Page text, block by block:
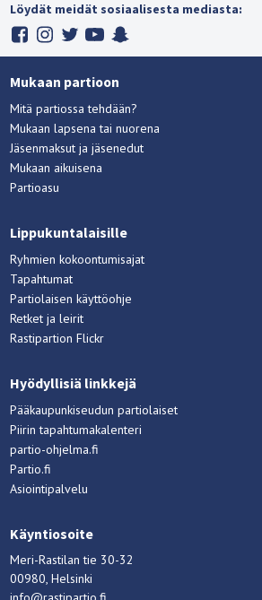
Löydät meidät sosiaalisesta mediasta:
Mukaan partioon
Mitä partiossa tehdään?
Mukaan lapsena tai nuorena
Jäsenmaksut ja jäsenedut
Mukaan aikuisena
Partioasu
Lippukuntalaisille
Ryhmien kokoontumisajat
Tapahtumat
Partiolaisen käyttöohje
Retket ja leirit
Rastipartion Flickr
Hyödyllisiä linkkejä
Pääkaupunkiseudun partiolaiset
Piirin tapahtumakalenteri
partio-ohjelma.fi
Partio.fi
Asiointipalvelu
Käyntiosoite
Meri-Rastilan tie 30-32
00980, Helsinki